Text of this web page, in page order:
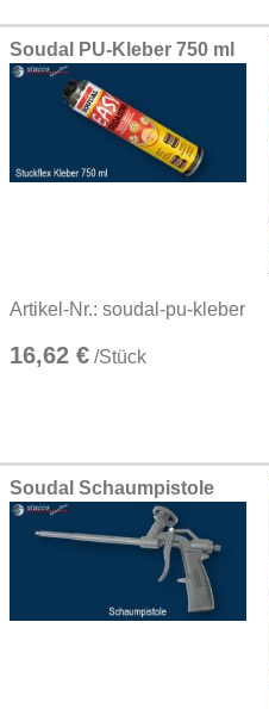
Soudal PU-Kleber 750 ml
Artikel-Nr.: soudal-pu-kleber
16,62 € /Stück
Soudal Schaumpistole